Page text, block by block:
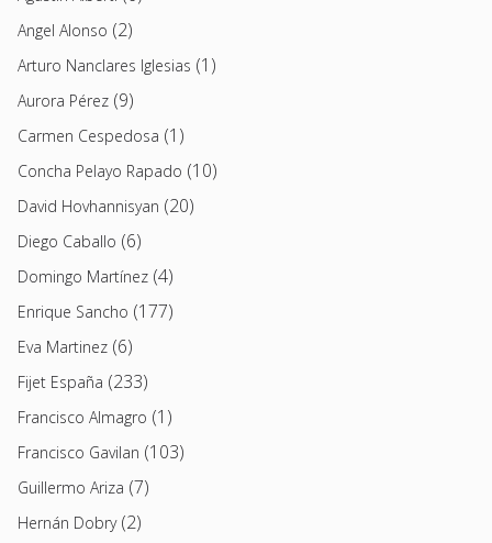
Angel Alonso (2)
Arturo Nanclares Iglesias (1)
Aurora Pérez (9)
Carmen Cespedosa (1)
Concha Pelayo Rapado (10)
David Hovhannisyan (20)
Diego Caballo (6)
Domingo Martínez (4)
Enrique Sancho (177)
Eva Martinez (6)
Fijet España (233)
Francisco Almagro (1)
Francisco Gavilan (103)
Guillermo Ariza (7)
Hernán Dobry(2)